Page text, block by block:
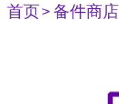
首页> 备件商店